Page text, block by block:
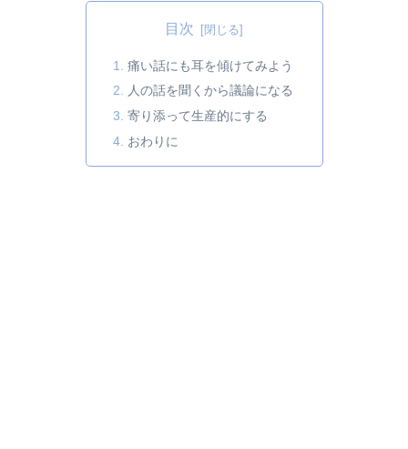
目次
痛い話にも耳を傾けてみよう
人の話を聞くから議論になる
寄り添って生産的にする
おわりに